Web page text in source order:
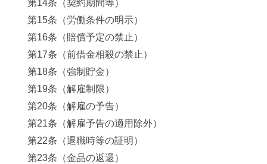
第14条（契約期間等）
第15条（労働条件の明示）
第16条（賠償予定の禁止）
第17条（前借金相殺の禁止）
第18条（強制貯金）
第19条（解雇制限）
第20条（解雇の予告）
第21条（解雇予告の適用除外）
第22条（退職時等の証明）
第23条（金品の返還）